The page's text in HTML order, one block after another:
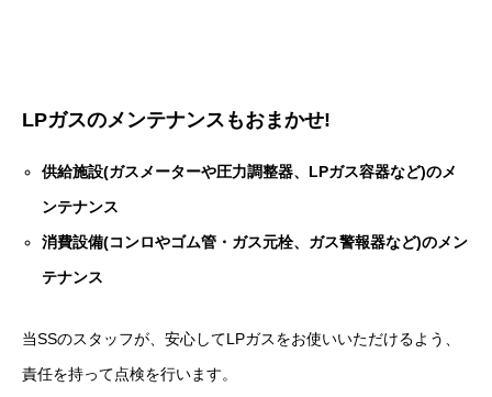
LPガスのメンテナンスもおまかせ!
供給施設(ガスメーターや圧力調整器、LPガス容器など)のメ
ンテナンス
消費設備(コンロやゴム管・ガス元栓、ガス警報器など)のメン
テナンス
当SSのスタッフが、安心してLPガスをお使いいただけるよう、
責任を持って点検を行います。